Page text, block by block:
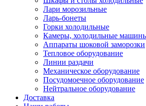
Лари морозильные
Ларь-бонеты
Горки холодильные
Камеры, холодильные
Аппараты шоковой заморозки
Тепловое оборудование
Линии раздачи
Механическое оборудование
Посудомоечное оборудование
Нейтральное оборудование
Доставка